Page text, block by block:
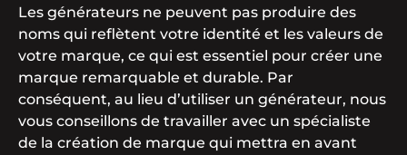
Les générateurs ne peuvent pas produire des
noms qui reflètent votre identité et les valeurs de
votre marque, ce qui est essentiel pour créer une
marque remarquable et durable. Par
conséquent, au lieu d’utiliser un générateur, nous
vous conseillons de travailler avec un spécialiste
de la création de marque qui mettra en avant